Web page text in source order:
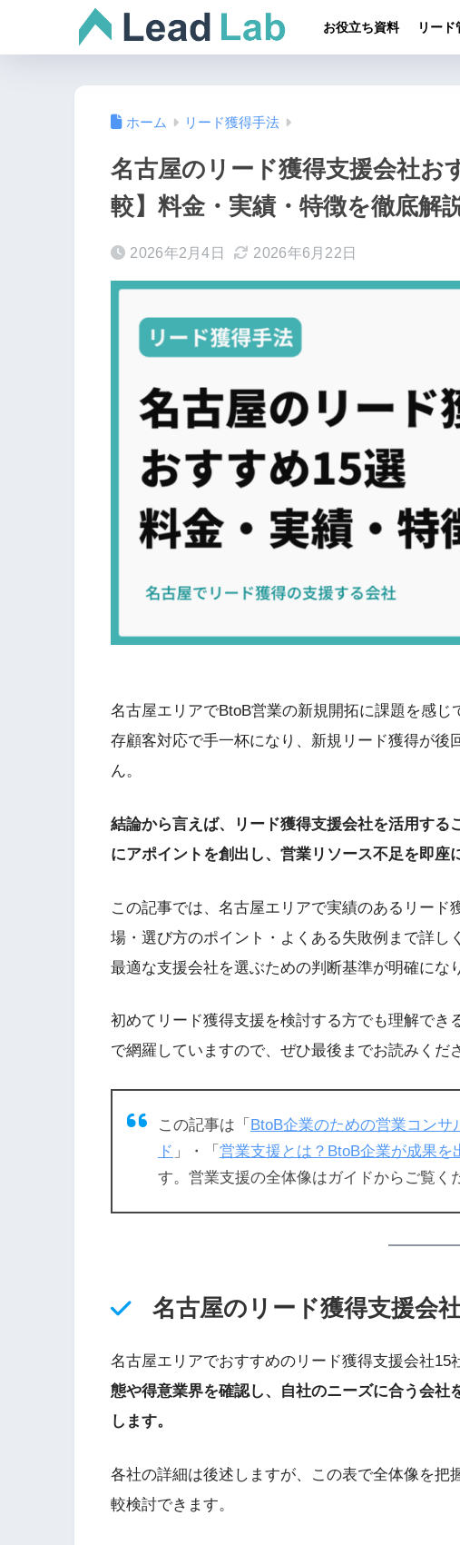
お役立ち資料 リー
ホーム リード獲得手法
名古屋のリード獲得支援会社お
較】料金・実績・特徴を徹底解
2026年2月4日 2026年6月22日
名古屋エリアでBtoB営業の新規開拓に課題を感
存顧客対応で手一杯になり、新規リード獲得が後
ん。
結論から言えば、リード獲得支援会社を活用する
にアポイントを創出し、営業リソース不足を即座
この記事では、名古屋エリアで実績のあるリード
場・選び方のポイント・よくある失敗例まで詳し
最適な支援会社を選ぶための判断基準が明確にな
初めてリード獲得支援を検討する方でも理解でき
で網羅していますので、ぜひ最後までお読みくだ
この記事は「 BtoB企業のための営業コン
ド 」・「 営業支援とは？BtoB企業が成果を
す。営業支援の全体像はガイドからご覧く
名古屋のリード獲得支援会
名古屋エリアでおすすめのリード獲得支援会社15
態や得意業界を確認し、自社のニーズに合う会社
します。
各社の詳細は後述しますが、この表で全体像を把
較検討できます。